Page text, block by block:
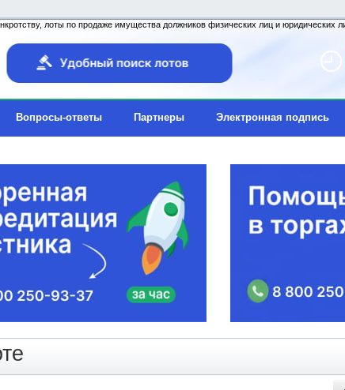
лоты по продаже имущества должников физических лиц и юридических
Вопросы-ответы Партнеры Электронная подпись